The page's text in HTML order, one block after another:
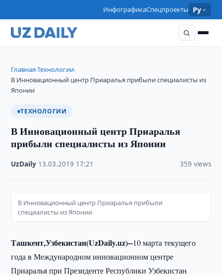
ИнфографикаСпецпроекты Ру
Главная›Технологии›
В Инновационный центр Приаралья прибыли специалисты из
Японии
ТЕХНОЛОГИИ
В Инновационный центр Приаралья
прибыли специалисты из Японии
UzDaily 13.03.2019 17:21 359 views
В Инновационный центр Приаралья прибыли
специалисты из Японии
Ташкент,Узбекистан(UzDaily.uz)--10 марта текущего
года в Международном инновационном центре
Приаралья при Президенте Республики Узбекистан